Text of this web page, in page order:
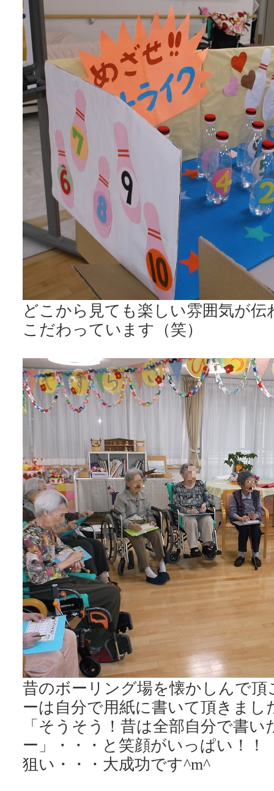
どこから見ても楽しい雰囲気が
こだわっています（笑）
昔のボーリング場を懐かしんで
ーは自分で用紙に書いて頂きまし
「そうそう！昔は全部自分で書
ー」・・・と笑顔がいっぱい！！
狙い・・・大成功です^m^